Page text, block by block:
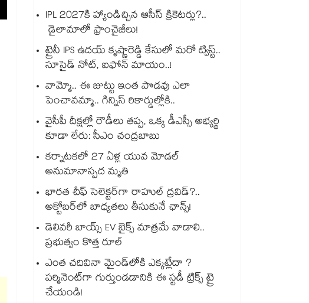
IPL 2027కి హ్యాండిచ్చిన ఆసీస్ క్రికెటర్లు?..
డైలామాలో ఫ్రాంచైజీలు!
ట్రైనీ IPS ఉదయ్‌ కృష్ణారెడ్డి కేసులో మరో ట్విస్ట్..
సూసైడ్‌ నోట్‌, ఐఫోన్‌ మాయం..!
వామ్మో.. ఈ జుట్టు ఇంత పొడవు ఎలా
పెంచావమ్మా.. గిన్నిస్ రికార్డుల్లోకి..
వైసీపీ దీక్షల్లో రౌడీలు తప్ప, ఒక్క డీఎస్సీ అభ్యర్థి
కూడా లేరు: సీఎం చంద్రబాబు
కర్నాటకలో 27 ఏళ్ల యువ మోడల్
అనుమానాస్పద మృతి
భారత చీఫ్ సెలెక్టర్⁬గా రాహుల్ ద్రవిడ్?..
అక్టోబర్‌లో బాధ్యతలు తీసుకునే ఛాన్స్!
డెలివరీ బాయ్స్ EV బైక్స్ మాత్రమే వాడాలి..
ప్రభుత్వం కొత్త రూల్
ఎంత చదివినా మైండ్‌లోకి ఎక్కట్లేదా ?
పర్మినెంట్‌గా గుర్తుండడానికి ఈ స్టడీ ట్రిక్స్ ట్రై
చేయండి!